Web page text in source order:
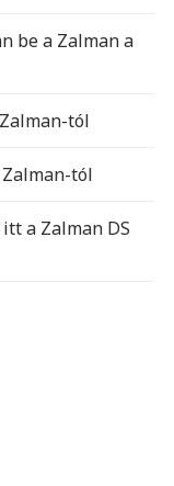
be a Zalman a
tól
tól
a Zalman DS